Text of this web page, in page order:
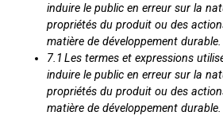
induire le public en erreur sur la
propriétés du produit ou des
matière de développement durable.
7.1 Les termes et expressions
induire le public en erreur sur la
propriétés du produit ou des
matière de développement durable.